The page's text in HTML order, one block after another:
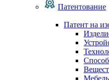
Патентование
Патент на
Мебель